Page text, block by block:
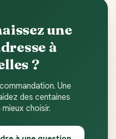
une
à
?
Une
des centaines
choisir.